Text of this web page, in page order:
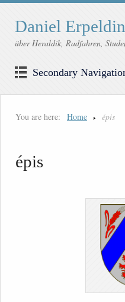
Daniel
über Heraldik, Radfahren,
Secondary
You are here: Home épis
épis